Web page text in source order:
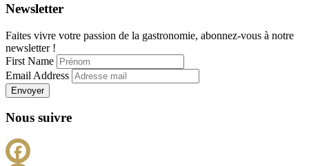
Newsletter
Faites vivre votre passion de la gastronomie, abonnez-vous à notre
newsletter !
First Name
Email Address
Envoyer
Nous suivre